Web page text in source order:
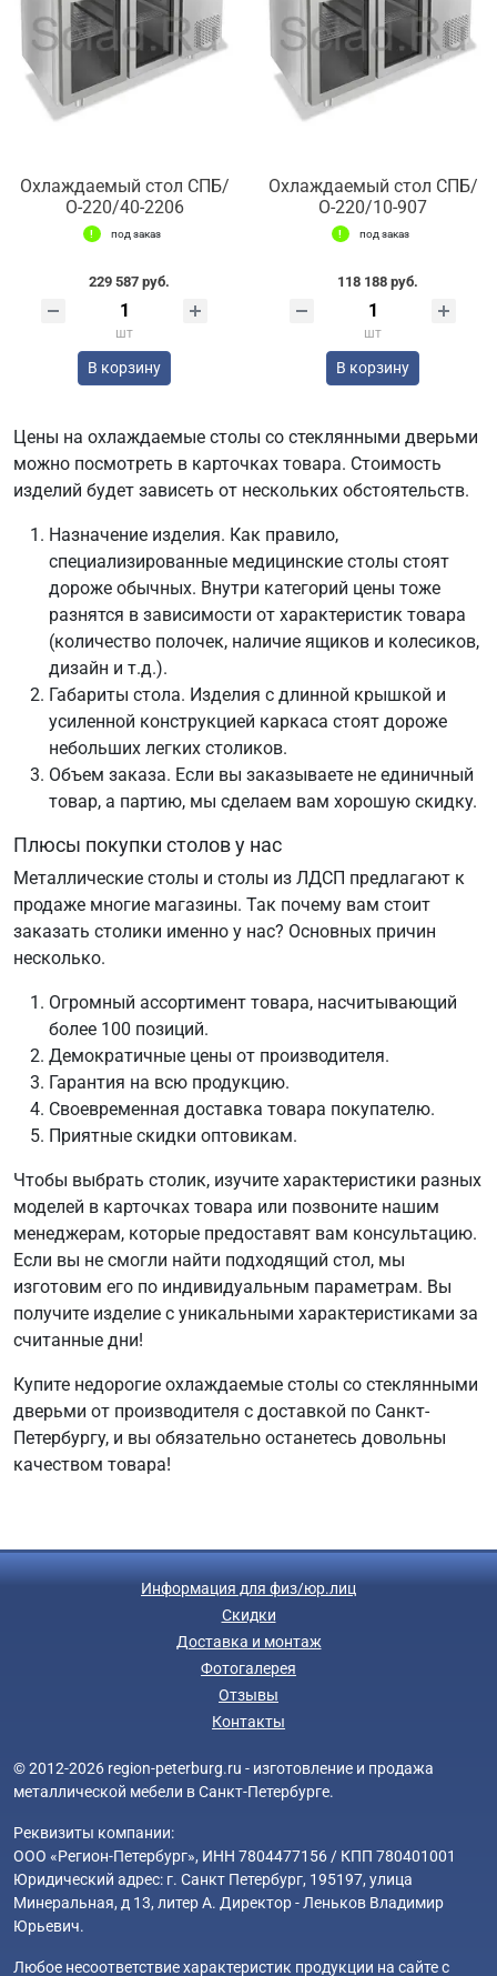
Охлаждаемый стол СПБ/
О-220/40-2206
под заказ
229 587 руб.
шт
В корзину
Охлаждаемый стол СПБ/
О-220/10-907
под заказ
118 188 руб.
шт
В корзину
Цены на охлаждаемые столы со стеклянными дверьми
можно посмотреть в карточках товара. Стоимость
изделий будет зависеть от нескольких обстоятельств.
Назначение изделия. Как правило,
специализированные медицинские столы стоят
дороже обычных. Внутри категорий цены тоже
разнятся в зависимости от характеристик товара
(количество полочек, наличие ящиков и колесиков,
дизайн и т.д.).
Габариты стола. Изделия с длинной крышкой и
усиленной конструкцией каркаса стоят дороже
небольших легких столиков.
Объем заказа. Если вы заказываете не единичный
товар, а партию, мы сделаем вам хорошую скидку.
Плюсы покупки столов у нас
Металлические столы и столы из ЛДСП предлагают к
продаже многие магазины. Так почему вам стоит
заказать столики именно у нас? Основных причин
несколько.
Огромный ассортимент товара, насчитывающий
более 100 позиций.
Демократичные цены от производителя.
Гарантия на всю продукцию.
Своевременная доставка товара покупателю.
Приятные скидки оптовикам.
Чтобы выбрать столик, изучите характеристики разных
моделей в карточках товара или позвоните нашим
менеджерам, которые предоставят вам консультацию.
Если вы не смогли найти подходящий стол, мы
изготовим его по индивидуальным параметрам. Вы
получите изделие с уникальными характеристиками за
считанные дни!
Купите недорогие охлаждаемые столы со стеклянными
дверьми от производителя с доставкой по Санкт-
Петербургу, и вы обязательно останетесь довольны
качеством товара!
Информация для физ/юр.лиц
Скидки
Доставка и монтаж
Фотогалерея
Отзывы
Контакты
© 2012-2026 region-peterburg.ru - изготовление и продажа
металлической мебели в Санкт-Петербурге.
Реквизиты компании:
ООО «Регион-Петербург», ИНН 7804477156 / КПП 780401001
Юридический адрес: г. Санкт Петербург, 195197, улица
Минеральная, д 13, литер А. Директор - Леньков Владимир
Юрьевич.
Любое несоответствие характеристик продукции на сайте с